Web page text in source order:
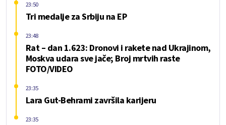
Tri medalje za Srbiju na EP
23:50
Rat – dan 1.623: Dronovi i rakete nad Ukrajinom,
Moskva udara sve jače; Broj mrtvih raste
FOTO/VIDEO
23:48
Lara Gut-Behrami završila karijeru
23:35
23:35